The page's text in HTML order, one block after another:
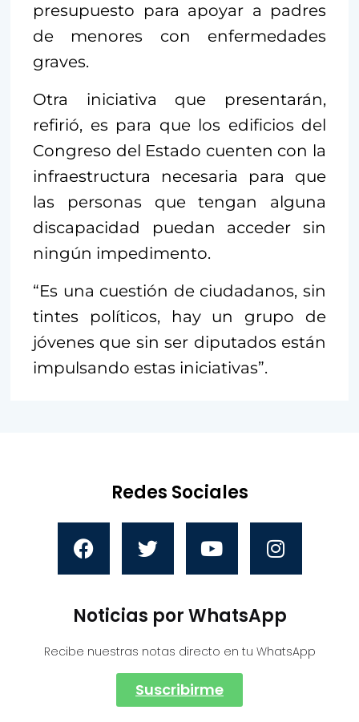
presupuesto para apoyar a padres
de menores con enfermedades
graves.
Otra iniciativa que presentarán,
refirió, es para que los edificios del
Congreso del Estado cuenten con la
infraestructura necesaria para que
las personas que tengan alguna
discapacidad puedan acceder sin
ningún impedimento.
“Es una cuestión de ciudadanos, sin
tintes políticos, hay un grupo de
jóvenes que sin ser diputados están
impulsando estas iniciativas”.
Redes Sociales
Noticias por WhatsApp
Recibe nuestras notas directo en tu WhatsApp
Suscribirme